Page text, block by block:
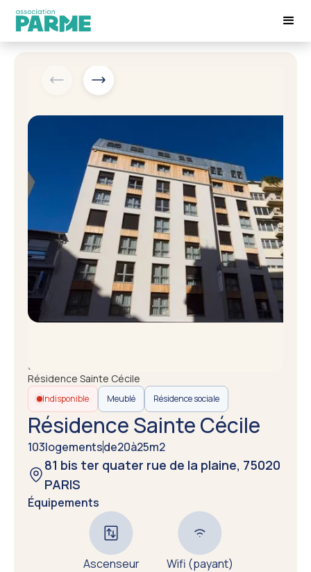
Résidence Sainte Cécile
Indisponible Meublé Résidence sociale
Résidence Sainte Cécile
103logementsde20à25m2
81 bis ter quater rue de la plaine, 75020
PARIS
Équipements
Ascenseur Wifi (payant)